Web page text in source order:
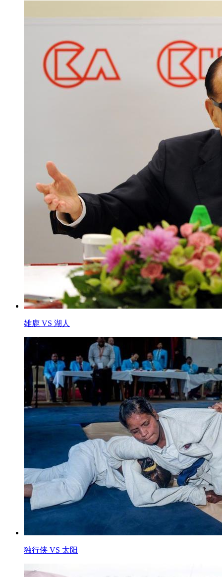
雄鹿 VS 湖人
独行侠 VS 太阳